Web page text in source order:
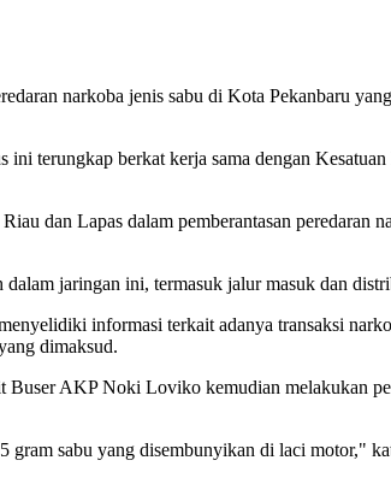
narkoba jenis sabu di Kota Pekanbaru
terungkap berkat kerja sama dengan
dan Lapas dalam pemberantasan peredaran
jaringan ini, termasuk jalur masuk dan
informasi terkait adanya transaksi
dimaksud.
AKP Noki Loviko kemudian melakukan
sabu yang disembunyikan di laci motor,"